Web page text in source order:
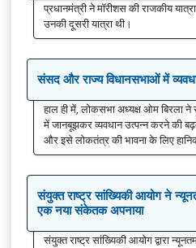
प्रधानमंत्री ने मॉरीशस की राजकीय
उनकी दूसरी यात्रा थी।
संसद और राज्य विधानसभाओं में
हाल ही में, लोकसभा अध्यक्ष ओम बिरला
में जानबूझकर व्यवधान उत्पन्न करने की
और इसे लोकतंत्र की भावना के लिए
संयुक्त राष्ट्र सांख्यिकी आयोग ने
एक नया संकेतक अपनाया
संयुक्त राष्ट्र सांख्यिकी आयोग द्वारा